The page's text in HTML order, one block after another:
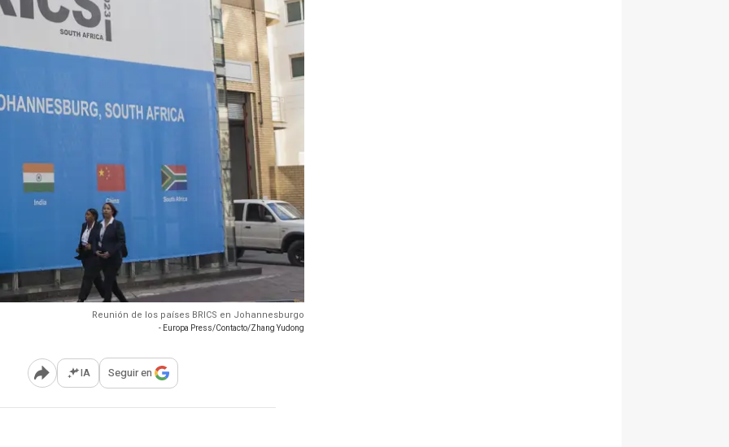
Reunión de los países BRICS en Johannesburgo
- Europa Press/Contacto/Zhang Yudong
Abrir opciones para compartir
IA Seguir en